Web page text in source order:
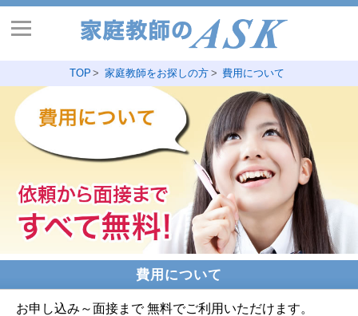
TOP 家庭教師をお探しの方 費用について
費用について
お申し込み～面接まで 無料でご利用いただけます。